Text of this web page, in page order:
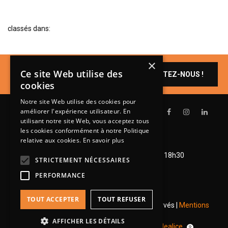
TABLE BASSE
SALLES À MANGER
TABLES
BAHUT
LITERIE
CONVERTIBLE
LITS RELEVABLES
CADRES DE LIT
classés dans:
Un produit vous
intéresse ?
CONTACTEZ-NOUS !
Lundi de 14h à 18h30
Mardi à vendredi de 9h à 12h et de 14h à 18h30
© 2026 Groupe Steinmetz - Tous droits réservés |
Mentions
légales
×
Ce site Web utilise des
cookies
Notre site Web utilise des cookies pour
améliorer l'expérience utilisateur. En
utilisant notre site Web, vous acceptez tous
les cookies conformément à notre Politique
relative aux cookies. En savoir plus
STRICTEMENT NÉCESSAIRES
PERFORMANCE
TOUT ACCEPTER TOUT REFUSER
AFFICHER LES DÉTAILS